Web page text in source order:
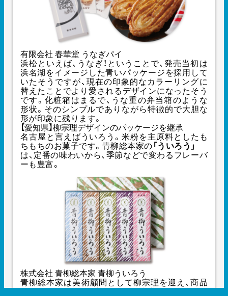
有限会社 春華堂 うなぎパイ
浜松といえば、うなぎ！ということで、発売当初は
浜名湖をイメージした青いパッケージを採用して
いたそうですが、現在の印象的なカラーリングに
替えたことでより愛されるデザインになったそう
です。化粧箱はまるで、うな重の弁当箱のような
形状。そのシンプルでありながら特徴的で大胆な
形が印象に残ります。
【愛知県】柳宗理デザインのパッケージを継承
名古屋と言えばういろう。米粉を主原料としたも
ちもちのお菓子です。青柳総本家の 「ういろう」
は、定番の味わいから、季節などで変わるフレーバ
ーも豊富。
株式会社 青柳総本家 青柳ういろう
青柳総本家は美術顧問として柳宗理を迎え、商品